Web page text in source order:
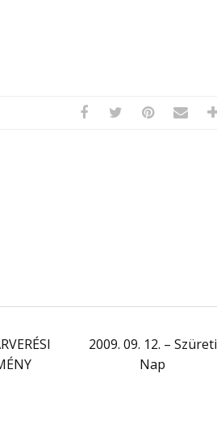
2009. 09. 12. – Szüreti
Nap